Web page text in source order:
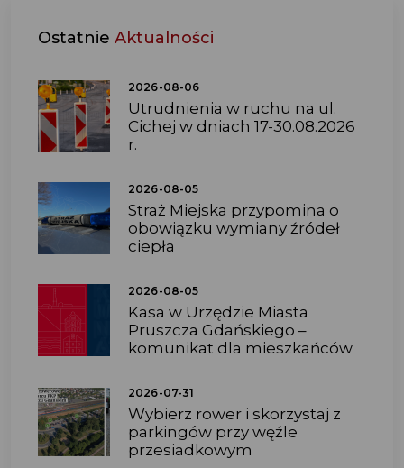
Ostatnie Aktualności
2026-08-06
Utrudnienia w ruchu na ul.
Cichej w dniach 17-30.08.2026
r.
2026-08-05
Straż Miejska przypomina o
obowiązku wymiany źródeł
ciepła
2026-08-05
Kasa w Urzędzie Miasta
Pruszcza Gdańskiego –
komunikat dla mieszkańców
2026-07-31
Wybierz rower i skorzystaj z
parkingów przy węźle
przesiadkowym